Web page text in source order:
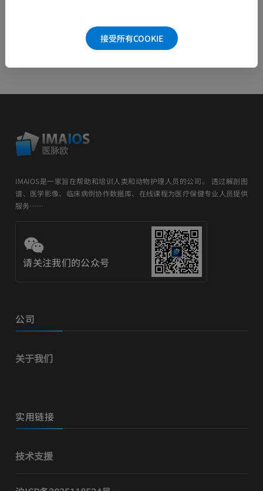
IMAIOS是一家旨在帮助和培训人类和动物护理人员的公司。 透过解剖图
谱、医学影像、临床病例协作数据库、在线课程为医疗保健专业人员提供
服务……
请关注我们的公众号
公司
关于我们
实用链接
技术支援
接受所有COOKIE